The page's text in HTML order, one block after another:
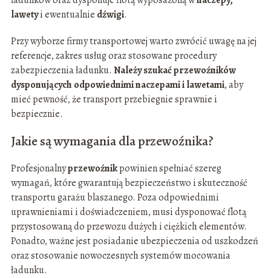
lawetyi ewentualnie dźwigi.
Przy wyborze firmy transportowej warto zwrócić uwagę na jej
referencje, zakres usług oraz stosowane procedury
zabezpieczenia ładunku. Należy szukać przewoźników
dysponujących odpowiednimi naczepami i lawetami, aby
mieć pewność, że transport przebiegnie sprawnie i
bezpiecznie.
Jakie są wymagania dla przewoźnika?
Profesjonalnyprzewoźnikpowinien spełniać szereg
wymagań, które gwarantują bezpieczeństwo i skuteczność
transportu garażu blaszanego. Poza odpowiednimi
uprawnieniami i doświadczeniem, musi dysponować flotą
przystosowaną do przewozu dużych i ciężkich elementów.
Ponadto, ważne jest posiadanie ubezpieczenia od uszkodzeń
oraz stosowanie nowoczesnych systemów mocowania
ładunku.